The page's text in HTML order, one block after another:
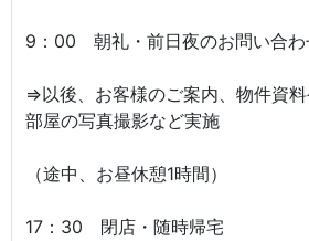
9：00 朝礼・前日夜のお問い合わ
⇒以後、お客様のご案内、物件資
部屋の写真撮影など実施
（途中、お昼休憩1時間）
17：30 閉店・随時帰宅